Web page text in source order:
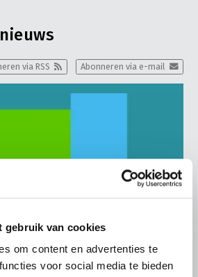
gebruik van cookies
om content en advertenties te
voor social media te bieden
Abonneren via e-mail
via RSS